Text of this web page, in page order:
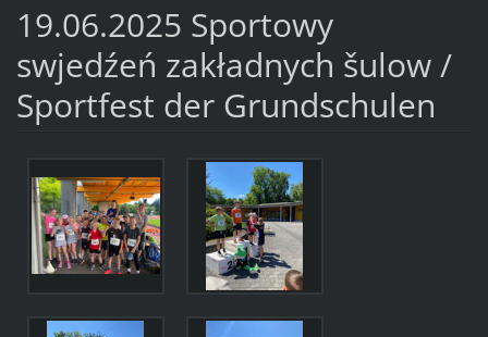
19.06.2025 Sportowy
swjedźeń zakładnych šulow /
Sportfest der Grundschulen